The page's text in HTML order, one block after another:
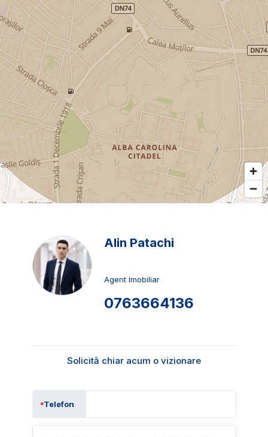
Alin Patachi
Agent Imobiliar
0763664136
Solicită chiar acum o vizionare
Telefon